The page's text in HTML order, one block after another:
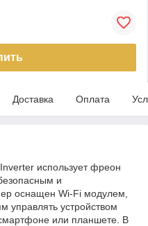
Доставка Оплата
использует фреон
и
оснащен Wi-Fi модулем,
управлять устройством
или планшете. В